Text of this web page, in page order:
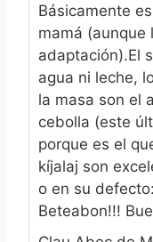
Básicamente
mamá (aunque
adaptación).El
agua ni leche,
la masa son el
cebolla (este
porque es el
kíjalaj son
o en su
Beteabon!!!